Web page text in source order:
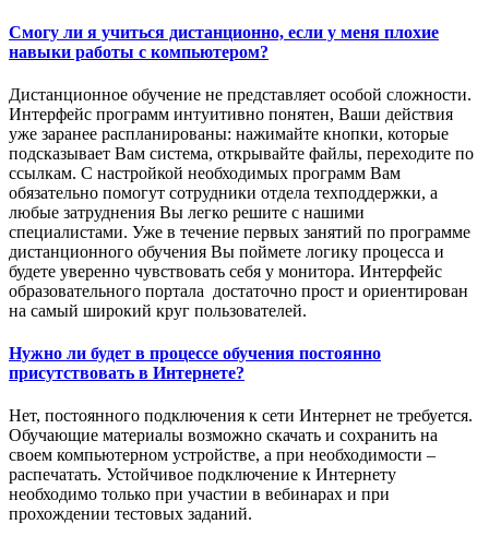
Смогу ли я учиться дистанционно, если у меня плохие
навыки работы с компьютером?
Дистанционное обучение не представляет особой сложности.
Интерфейс программ интуитивно понятен, Ваши действия
уже заранее распланированы: нажимайте кнопки, которые
подсказывает Вам система, открывайте файлы, переходите по
ссылкам. С настройкой необходимых программ Вам
обязательно помогут сотрудники отдела техподдержки, а
любые затруднения Вы легко решите с нашими
специалистами. Уже в течение первых занятий по программе
дистанционного обучения Вы поймете логику процесса и
будете уверенно чувствовать себя у монитора. Интерфейс
образовательного портала достаточно прост и ориентирован
на самый широкий круг пользователей.
Нужно ли будет в процессе обучения постоянно
присутствовать в Интернете?
Нет, постоянного подключения к сети Интернет не требуется.
Обучающие материалы возможно скачать и сохранить на
своем компьютерном устройстве, а при необходимости –
распечатать. Устойчивое подключение к Интернету
необходимо только при участии в вебинарах и при
прохождении тестовых заданий.